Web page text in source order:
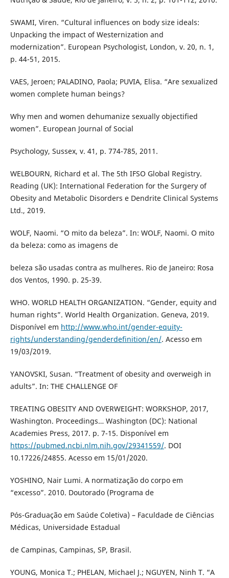
SWAMI, Viren. “Cultural influences on body size ideals:
Unpacking the impact of Westernization and
modernization”. European Psychologist, London, v. 20, n. 1,
p. 44-51, 2015.
VAES, Jeroen; PALADINO, Paola; PUVIA, Elisa. “Are sexualized
women complete human beings?
Why men and women dehumanize sexually objectified
women”. European Journal of Social
Psychology, Sussex, v. 41, p. 774-785, 2011.
WELBOURN, Richard et al. The 5th IFSO Global Registry.
Reading (UK): International Federation for the Surgery of
Obesity and Metabolic Disorders e Dendrite Clinical Systems
Ltd., 2019.
WOLF, Naomi. “O mito da beleza”. In: WOLF, Naomi. O mito
da beleza: como as imagens de
beleza são usadas contra as mulheres. Rio de Janeiro: Rosa
dos Ventos, 1990. p. 25-39.
WHO. WORLD HEALTH ORGANIZATION. “Gender, equity and
human rights”. World Health Organization. Geneva, 2019.
Disponível em http://www.who.int/gender-equity-
rights/understanding/genderdefinition/en/. Acesso em
19/03/2019.
YANOVSKI, Susan. “Treatment of obesity and overweigh in
adults”. In: THE CHALLENGE OF
TREATING OBESITY AND OVERWEIGHT: WORKSHOP, 2017,
Washington. Proceedings… Washington (DC): National
Academies Press, 2017. p. 7-15. Disponível em
https://pubmed.ncbi.nlm.nih.gov/29341559/. DOI
10.17226/24855. Acesso em 15/01/2020.
YOSHINO, Nair Lumi. A normatização do corpo em
“excesso”. 2010. Doutorado (Programa de
Pós-Graduação em Saúde Coletiva) – Faculdade de Ciências
Médicas, Universidade Estadual
de Campinas, Campinas, SP, Brasil.
YOUNG, Monica T.; PHELAN, Michael J.; NGUYEN, Ninh T. “A